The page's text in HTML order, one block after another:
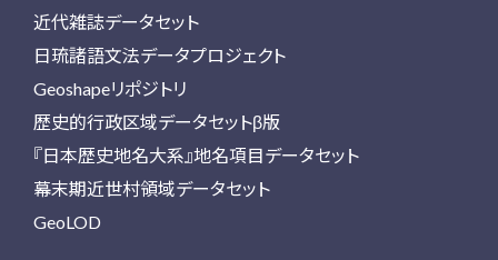
近代雑誌データセット
日琉諸語文法データプロジェクト
Geoshapeリポジトリ
歴史的行政区域データセットβ版
『日本歴史地名大系』地名項目データセット
幕末期近世村領域データセット
GeoLOD